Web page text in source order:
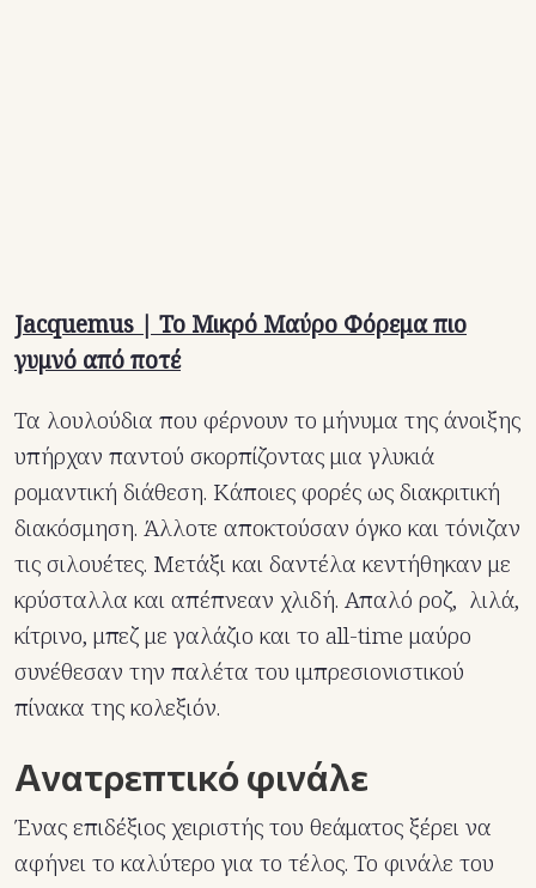
Jacquemus | Το Μικρό Μαύρο Φόρεμα πιο
γυμνό από ποτέ
Τα λουλούδια που φέρνουν το μήνυμα της άνοιξης
υπήρχαν παντού σκορπίζοντας μια γλυκιά
ρομαντική διάθεση. Κάποιες φορές ως διακριτική
διακόσμηση. Άλλοτε αποκτούσαν όγκο και τόνιζαν
τις σιλουέτες. Μετάξι και δαντέλα κεντήθηκαν με
κρύσταλλα και απέπνεαν χλιδή. Απαλό ροζ, λιλά,
κίτρινο, μπεζ με γαλάζιο και το all-time μαύρο
συνέθεσαν την παλέτα του ιμπρεσιονιστικού
πίνακα της κολεξιόν.
Ανατρεπτικό φινάλε
Ένας επιδέξιος χειριστής του θεάματος ξέρει να
αφήνει το καλύτερο για το τέλος. Το φινάλε του